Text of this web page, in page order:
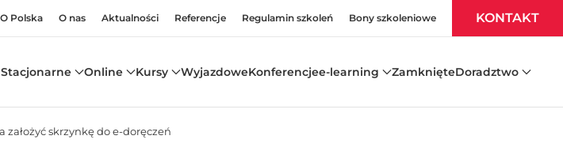
Polska O nas Aktualności Referencje Regulamin szkoleń Bony szkoleniowe KONTAKT
Stacjonarne Online Kursy WyjazdoweKonferencjee-learning ZamknięteDoradztwo
założyć skrzynkę do e-doręczeń